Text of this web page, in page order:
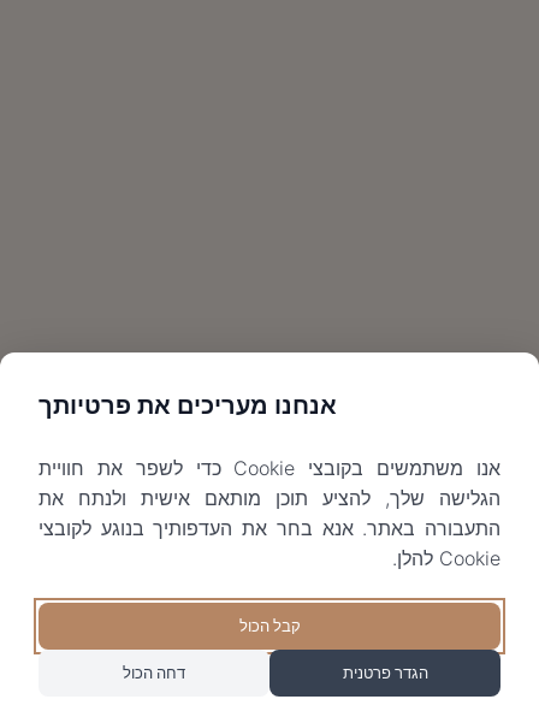
אנחנו מעריכים את פרטיותך
אנו משתמשים בקובצי Cookie כדי לשפר את חוויית
הגלישה שלך, להציע תוכן מותאם אישית ולנתח את
התעבורה באתר. אנא בחר את העדפותיך בנוגע לקובצי
Cookie להלן.
קבל הכול
הגדר פרטנית דחה הכול